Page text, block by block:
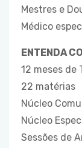
Mestres e
Médico
ENTENDA
12 meses de
22 matérias
Núcleo
Núcleo
Sessões de